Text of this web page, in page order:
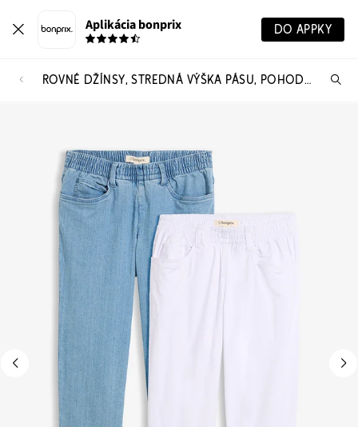
Aplikácia bonprix DO APPKY
ROVNÉ DŽÍNSY, STREDNÁ VÝŠKA PÁSU, POHODLNÝ PÁS (2 KS V BALENÍ)